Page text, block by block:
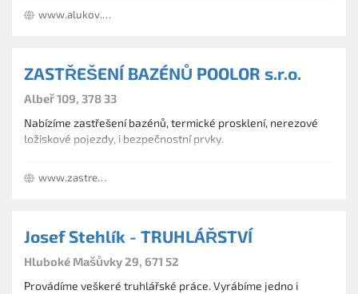
bazénů, zastřešení vířivých van, teras a venkovních prostor
se vyznačuje kvalitou, variabilitou a také užitnou hodnotou.
www.alukov.cz
ZASTŘEŠENÍ BAZÉNŮ POOLOR s.r.o.
Albeř 109, 378 33
Nabízíme zastřešení bazénů, termické prosklení, nerezové
ložiskové pojezdy, i bezpečnostní prvky.
www.zastreseni-bazenu-akce.cz
Josef Stehlík - TRUHLÁŘSTVÍ
Hluboké Mašůvky 29, 671 52
Provádíme veškeré truhlářské práce. Vyrábíme jedno i